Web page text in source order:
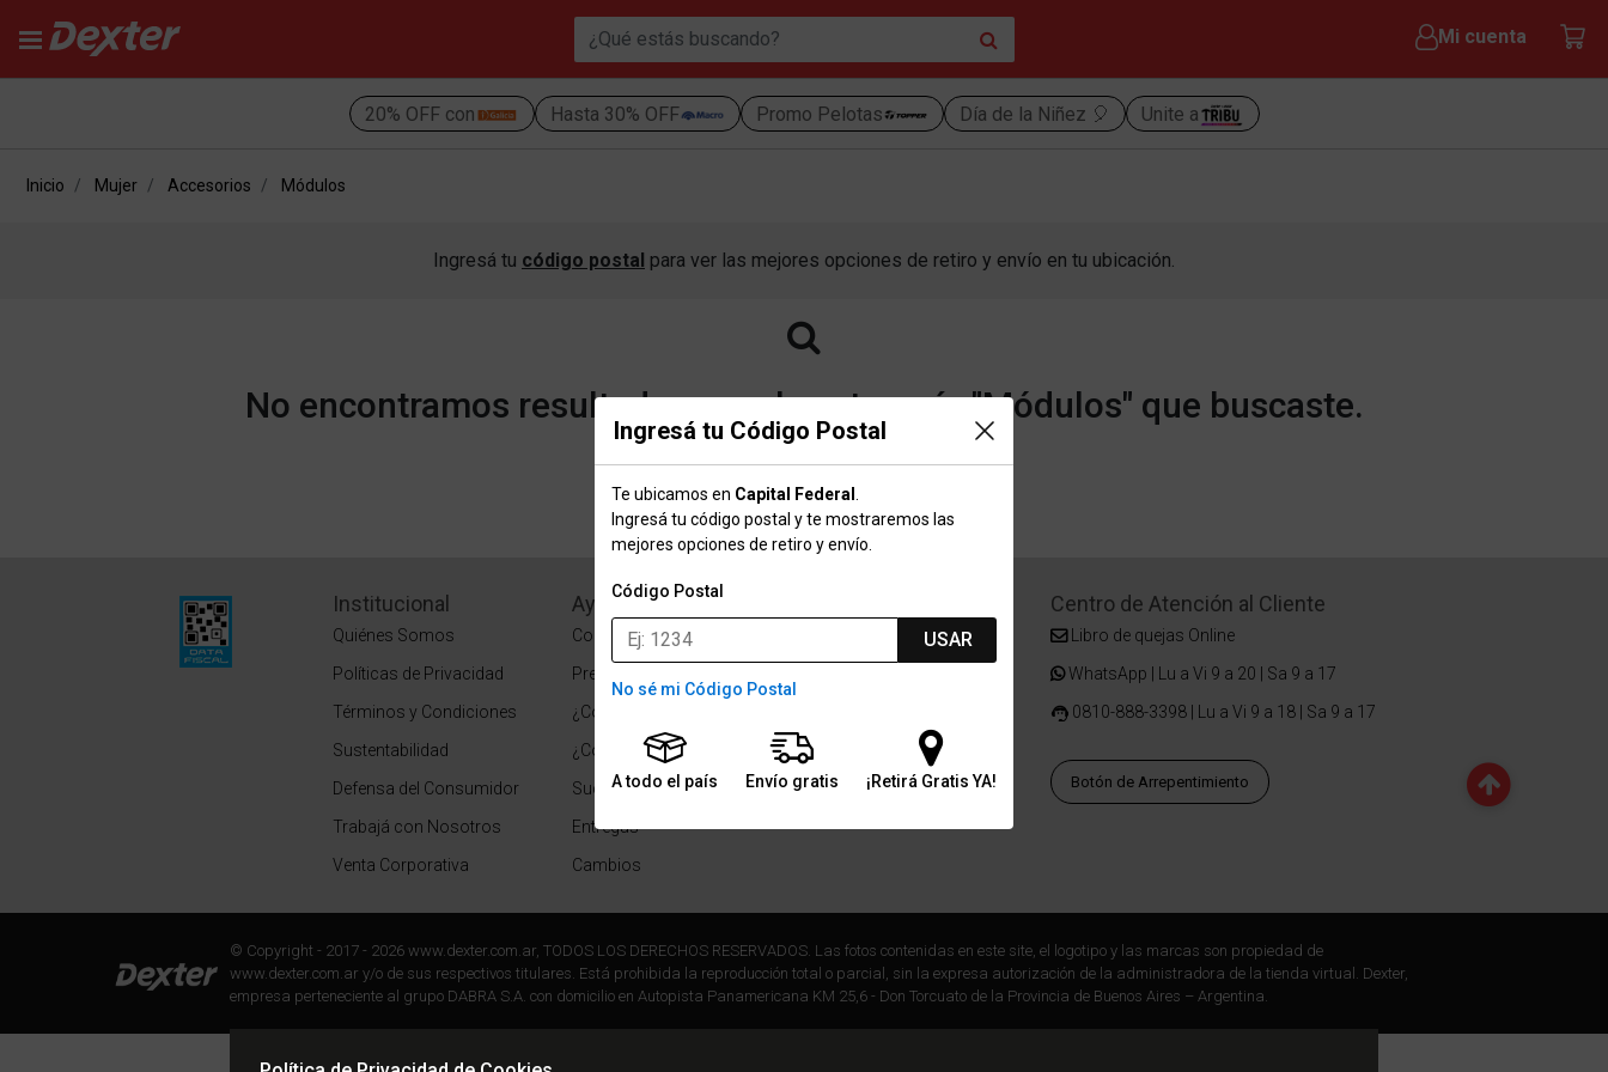
Mi cuenta
20% OFF con Hasta 30% OFF Promo Pelotas Día de la Niñez 🎈 Unite a
Ingresá tu Código Postal
Te ubicamos en Capital Federal
Ingresá tu código postal y te mostraremos las
mejores opciones de retiro y envío.
Código Postal
USAR
No sé mi Código Postal
A todo el país Envío gratis ¡Retirá Gratis YA!
Inicio Mujer Accesorios Módulos
Ingresá tu código postal para ver las mejores opciones de retiro y envío en tu ubicación.
No encontramos resultados para la categoría "Módulos" que buscaste.
Volver a la página de inicio
Institucional
Quiénes Somos
Políticas de Privacidad
Términos y Condiciones
Sustentabilidad
Defensa del Consumidor
Trabajá con Nosotros
Venta Corporativa
Ayuda
Condiciones de pago
Preguntas Frecuentes
¿Cómo comprar?
¿Cómo medir tu talle?
Sucursales
Entregas
Cambios
Centro de Atención al Cliente
Libro de quejas Online
WhatsApp | Lu a Vi 9 a 20 | Sa 9 a 17
0810-888-3398 | Lu a Vi 9 a 18 | Sa 9 a 17
Botón de Arrepentimiento
© Copyright - 2017 - 2026 www.dexter.com.ar, TODOS LOS DERECHOS RESERVADOS. Las fotos contenidas en este site, el logotipo y las marcas son propiedad de
www.dexter.com.ar y/o de sus respectivos titulares. Está prohibida la reproducción total o parcial, sin la expresa autorización de la administradora de la tienda virtual. Dexter,
empresa perteneciente al grupo DABRA S.A. con domicilio en Autopista Panamericana KM 25,6 - Don Torcuato de la Provincia de Buenos Aires – Argentina.